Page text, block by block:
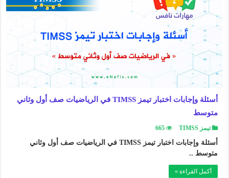
أسئلة وإجابات اختبار تيمز TIMSS في الرياضيات صف أول وثاني
متوسط
تيمز TIMSS 665
أسئلة وإجابات اختبار تيمز TIMSS في الرياضيات صف أول وثاني
متوسط ..
أكمل القراءة »